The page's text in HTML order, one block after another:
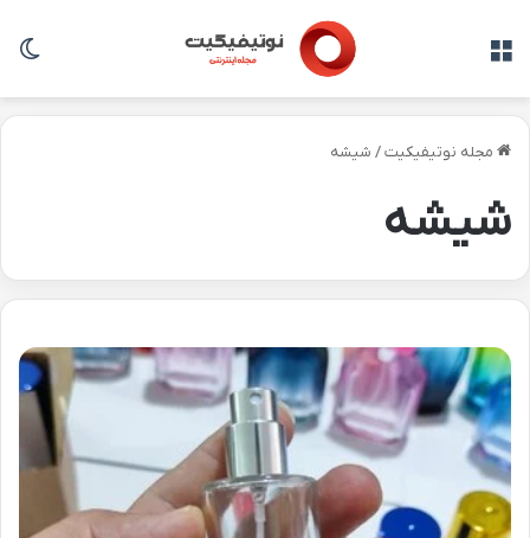
مجله نوتیفیکیت/ شیشه
شیشه